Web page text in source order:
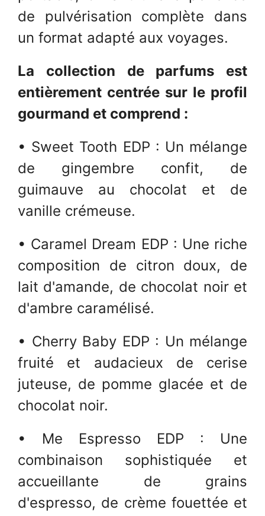
de pulvérisation complète dans
un format adapté aux voyages.
La collection de parfums est
entièrement centrée sur le profil
gourmand et comprend :
• Sweet Tooth EDP : Un mélange
de gingembre confit, de
guimauve au chocolat et de
vanille crémeuse.
• Caramel Dream EDP : Une riche
composition de citron doux, de
lait d'amande, de chocolat noir et
d'ambre caramélisé.
• Cherry Baby EDP : Un mélange
fruité et audacieux de cerise
juteuse, de pomme glacée et de
chocolat noir.
• Me Espresso EDP : Une
combinaison sophistiquée et
accueillante de grains
d'espresso, de crème fouettée et